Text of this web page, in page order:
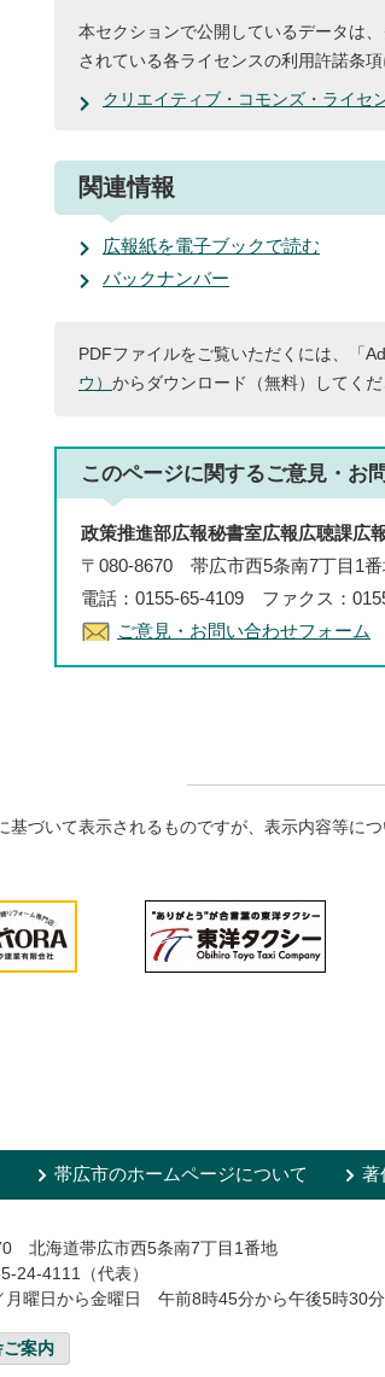
本セクションで公開しているデータは
されている各ライセンスの利用許諾条
クリエイティブ・コモンズ・ライセ
関連情報
広報紙を電子ブックで読む
バックナンバー
PDFファイルをご覧いただくには、「
ウ） からダウンロード（無料）してくだ
このページに関するご意見・お
政策推進部広報秘書室広報広聴課広
〒080-8670 帯広市西5条南7丁目1
電話：0155-65-4109 ファクス：
ご意見・お問い合わせフォーム
基づいて表示されるものですが、表示内容等に
帯広市のホームページについて 著
北海道帯広市西5条南7丁目1番地
24-4111（代表）
月曜日から金曜日 午前8時45分から午後5時30
案内